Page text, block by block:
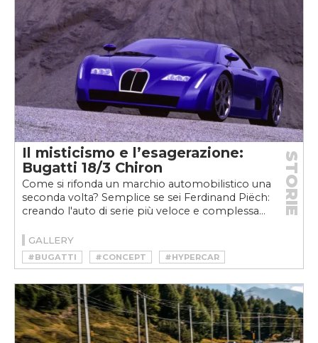
Il misticismo e l’esagerazione:
Bugatti 18/3 Chiron
Come si rifonda un marchio automobilistico una
seconda volta? Semplice se sei Ferdinand Piëch:
creando l'auto di serie più veloce e complessa...
STORIE
GALLERY
#BUGATTI #CONCEPT #HYPERCAR